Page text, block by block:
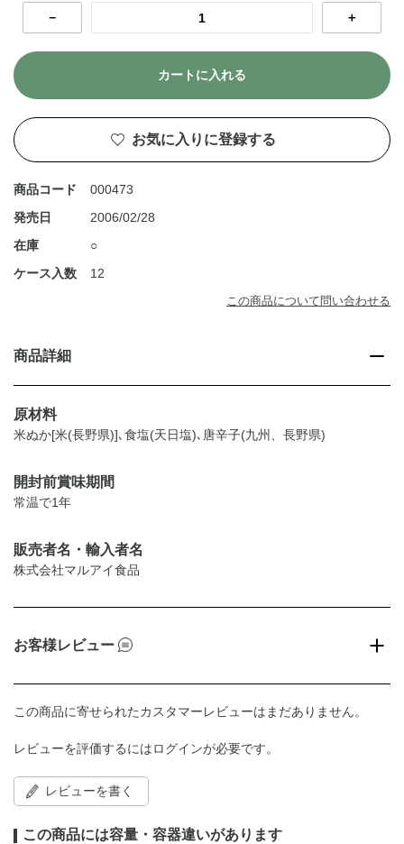
－ ＋
カートに入れる
お気に入りに登録する
商品コード
000473
発売日
2006/02/28
在庫
○
ケース入数
12
この商品について問い合わせる
商品詳細
原材料
米ぬか[米(長野県)]､食塩(天日塩)､唐辛子(九州、長野県)
開封前賞味期間
常温で1年
販売者名・輸入者名
株式会社マルアイ食品
お客様レビュー
この商品に寄せられたカスタマーレビューはまだありません。
レビューを評価するにはログインが必要です。
レビューを書く
この商品には容量・容器違いがあります